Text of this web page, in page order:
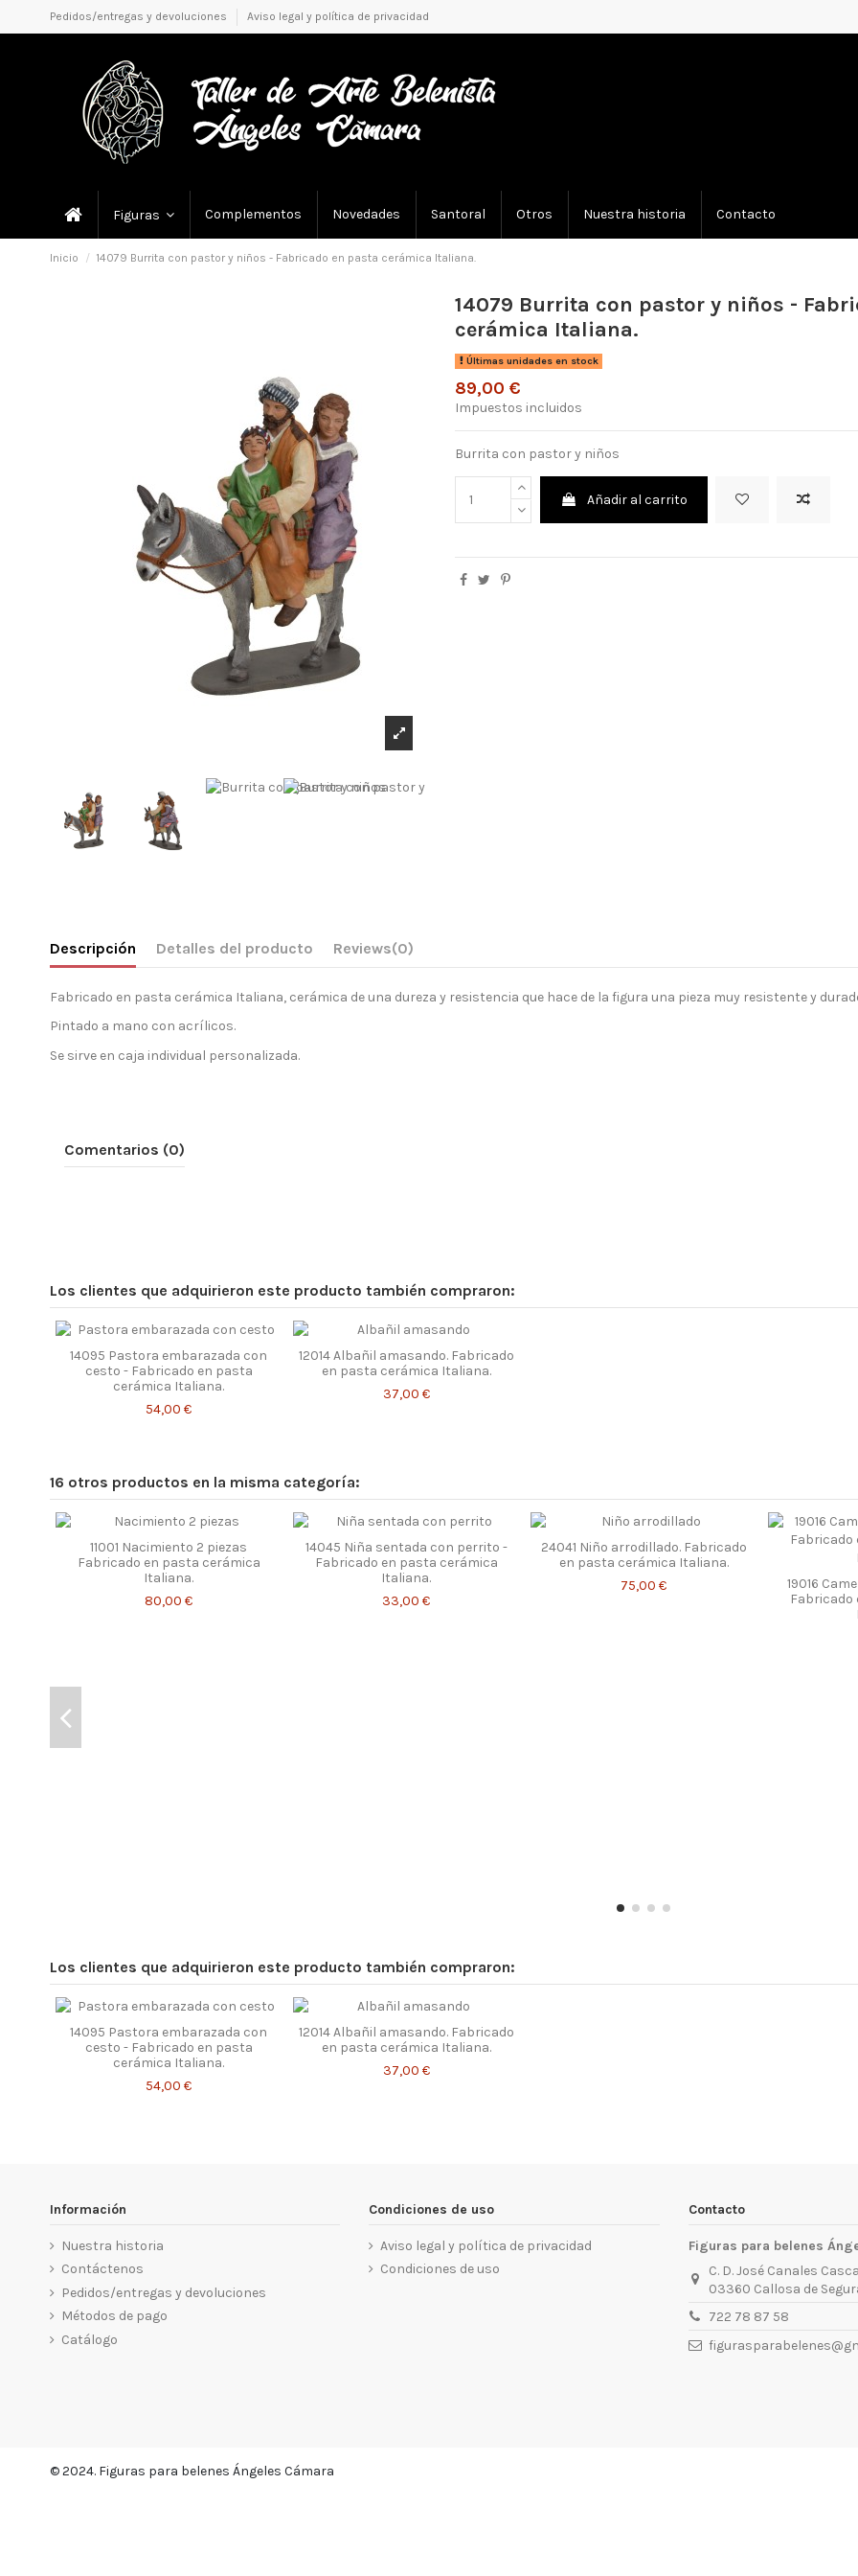
Pedidos/entregas y devoluciones Aviso legal y política de privacidad
Figuras Complementos Novedades Santoral Otros Nuestra historia Contacto
Inicio 14079 Burrita con pastor y niños - Fabricado en pasta cerámica Italiana.
14079 Burrita con pastor y niños -
cerámica Italiana.
Últimas unidades en stock
89,00 €
Impuestos incluidos
Burrita con pastor y niños
Añadir al carrito
Descripción Detalles del producto Reviews(0)
Fabricado en pasta cerámica Italiana, cerámica de una dureza y resistencia que hace de la figura una pieza muy resistente y
Pintado a mano con acrílicos.
Se sirve en caja individual personalizada.
Comentarios (0)
Los clientes que adquirieron este producto también compraron:
14095 Pastora embarazada con
cesto - Fabricado en pasta
cerámica Italiana.
54,00 €
12014 Albañil amasando. Fabricado
en pasta cerámica Italiana.
37,00 €
16 otros productos en la misma categoría:
11001 Nacimiento 2 piezas
Fabricado en pasta cerámica
Italiana.
80,00 €
14045 Niña sentada con perrito -
Fabricado en pasta cerámica
Italiana.
33,00 €
24041 Niño arrodillado. Fabricado
en pasta cerámica Italiana.
75,00 €
19016
Los clientes que adquirieron este producto también compraron:
14095 Pastora embarazada con
cesto - Fabricado en pasta
cerámica Italiana.
54,00 €
12014 Albañil amasando. Fabricado
en pasta cerámica Italiana.
37,00 €
Información
Nuestra historia
Contáctenos
Pedidos/entregas y devoluciones
Métodos de pago
Catálogo
Condiciones de uso
Aviso legal y política de privacidad
Condiciones de uso
Contacto
Figuras para belenes
C. D. José Canales
03360 Callosa de
722 78 87 58
© 2024. Figuras para belenes Ángeles Cámara